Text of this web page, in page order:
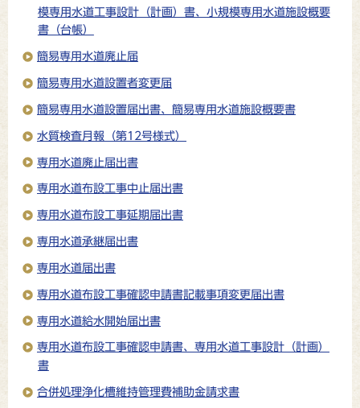
模専用水道工事設計（計画）書、小規模専用水道施設概要
書（台帳）
簡易専用水道廃止届
簡易専用水道設置者変更届
簡易専用水道設置届出書、簡易専用水道施設概要書
水質検査月報（第12号様式）
専用水道廃止届出書
専用水道布設工事中止届出書
専用水道布設工事延期届出書
専用水道承継届出書
専用水道届出書
専用水道布設工事確認申請書記載事項変更届出書
専用水道給水開始届出書
専用水道布設工事確認申請書、専用水道工事設計（計画）
書
合併処理浄化槽維持管理費補助金請求書